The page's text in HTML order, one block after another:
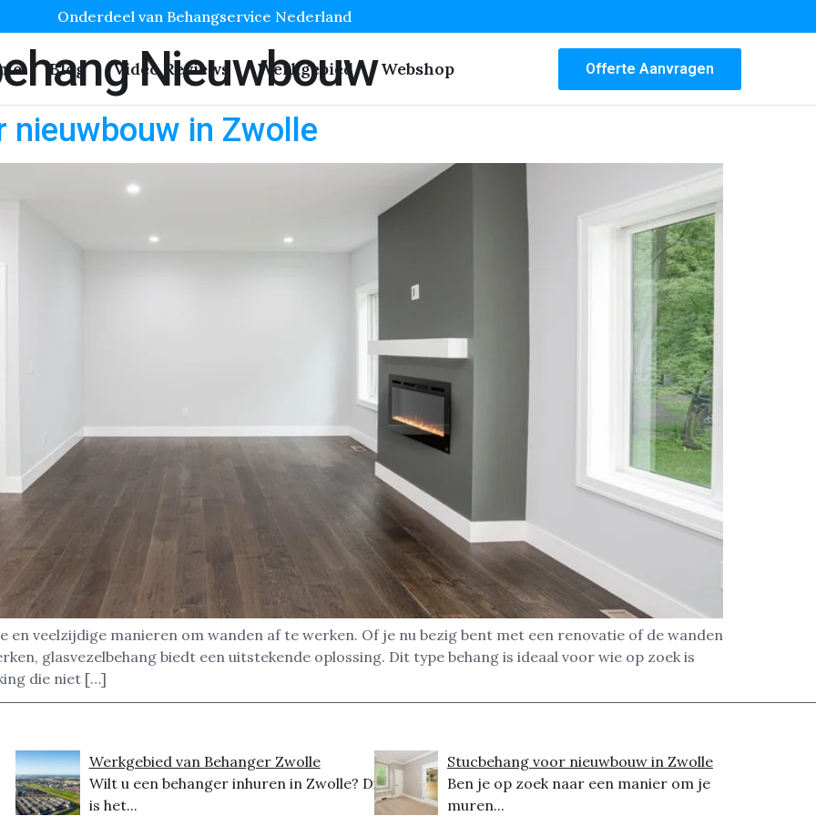
Onderdeel van Behangservice Nederland
Blog Video Reviews Werkgebied Webshop Offerte Aanvragen
Nieuwbouw
nieuwbouw in Zwolle
en veelzijdige manieren om wanden af te werken. Of je nu bezig bent met een renovatie of de wanden
glasvezelbehang biedt een uitstekende oplossing. Dit type behang is ideaal voor wie op zoek is
die niet […]
Werkgebied van Behanger Zwolle
Wilt u een behanger inhuren in Zwolle? Dit
is het...
Stucbehang voor nieuwbouw in Zwolle
Ben je op zoek naar een manier om je
muren...